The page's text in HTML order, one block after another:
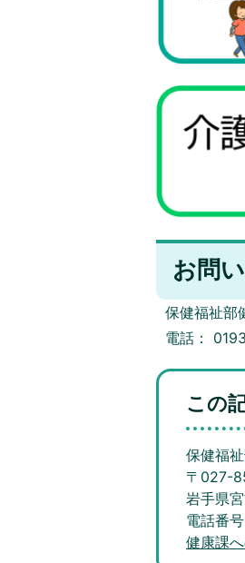
お問
保健福祉部
電話：
この
保健福
〒027-
岩手県
電話番
健康課